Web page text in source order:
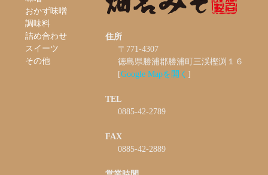
おかず味噌
調味料
詰め合わせ
スイーツ
その他
住所
〒771-4307
徳島県勝浦郡勝浦町三渓樫渕１６
[Google Mapを開く ]
TEL
0885-42-2789
FAX
0885-42-2889